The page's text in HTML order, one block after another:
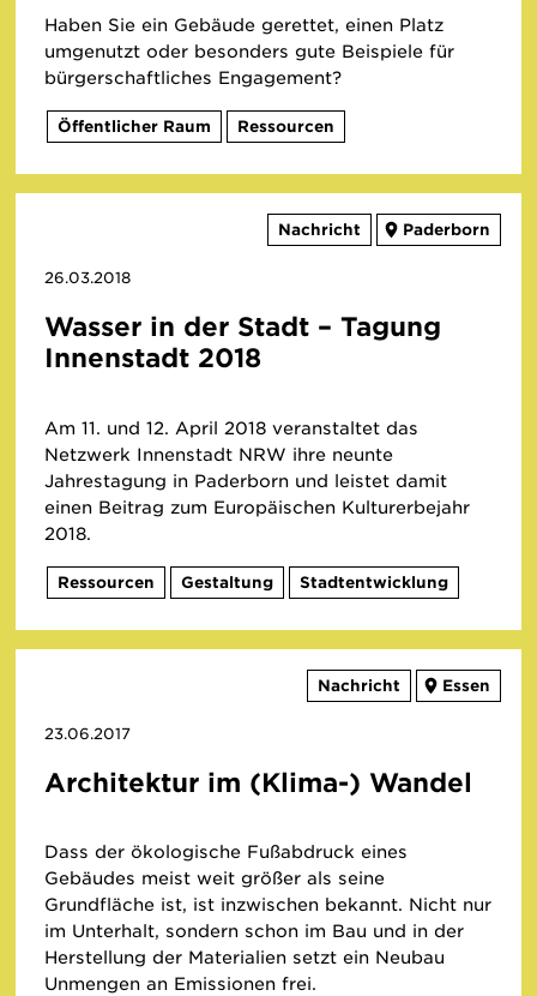
Haben Sie ein Gebäude gerettet, einen Platz
umgenutzt oder besonders gute Beispiele für
bürgerschaftliches Engagement?
Öffentlicher Raum Ressourcen
Nachricht Paderborn
26.03.2018
Wasser in der Stadt – Tagung
Innenstadt 2018
Am 11. und 12. April 2018 veranstaltet das
Netzwerk Innenstadt NRW ihre neunte
Jahrestagung in Paderborn und leistet damit
einen Beitrag zum Europäischen Kulturerbejahr
2018.
Ressourcen Gestaltung Stadtentwicklung
Nachricht Essen
23.06.2017
Architektur im (Klima-) Wandel
Dass der ökologische Fußabdruck eines
Gebäudes meist weit größer als seine
Grundfläche ist, ist inzwischen bekannt. Nicht nur
im Unterhalt, sondern schon im Bau und in der
Herstellung der Materialien setzt ein Neubau
Unmengen an Emissionen frei.